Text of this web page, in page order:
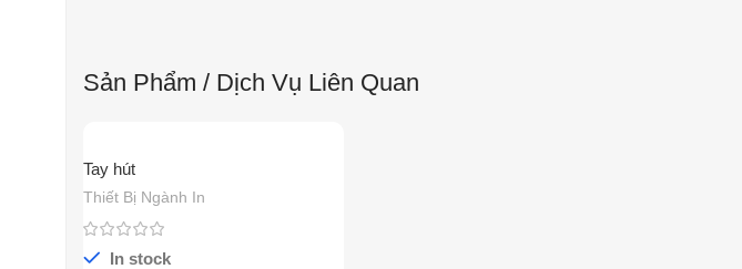
Sản Phẩm / Dịch Vụ Liên Quan
Tay hút
Thiết Bị Ngành In
In stock